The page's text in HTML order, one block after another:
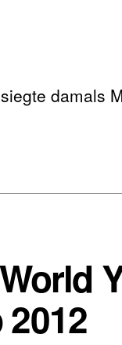
damals